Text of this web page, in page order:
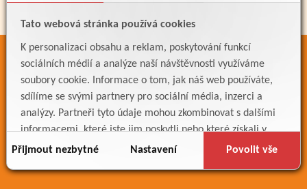
Tato webová stránka používá cookies
K personalizaci obsahu a reklam, poskytování funkcí
sociálních médií a analýze naší návštěvnosti využíváme
soubory cookie. Informace o tom, jak náš web používáte,
sdílíme se svými partnery pro sociální média, inzerci a
analýzy. Partneři tyto údaje mohou zkombinovat s dalšími
informacemi, které jste jim poskytli nebo které získali v
důsledku toho, že používáte jejich služby.
Přijmout nezbytné Nastavení Povolit vše
ODKAZY
Bakaláři
Jídelníček
Meteostanice